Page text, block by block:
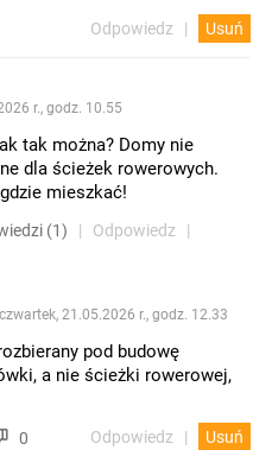
Odpowiedz Usuń
r., godz. 10.55
tak można? Domy nie
dla ścieżek rowerowych.
mieszkać!
(1)
Odpowiedz
czwartek, 21.05.2026 r., godz. 12.33
pod budowę
a nie ścieżki rowerowej,
0 Odpowiedz Usuń